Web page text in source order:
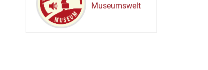
MUSEUM
Museumswelt